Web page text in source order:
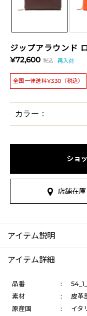
ジップアラウンド
¥72,600 税込 再入荷
全国一律送料¥330（税込）
カラー：
ショ
店舗在
アイテム説明
アイテム詳細
品番 :
素材
:
皮革
原産国
:
イタ